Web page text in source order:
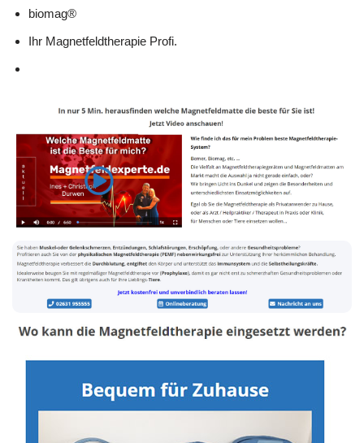
biomag®
Ihr Magnetfeldtherapie Profi.